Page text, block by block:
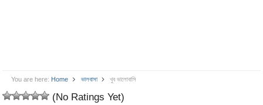
You are here: Home ভালবাসা খুব ভালোবাসি
(No Ratings Yet)